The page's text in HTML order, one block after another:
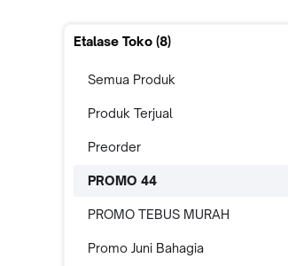
Etalase Toko (8)
Semua Produk
Produk Terjual
Preorder
PROMO 44
PROMO TEBUS MURAH
Promo Juni Bahagia